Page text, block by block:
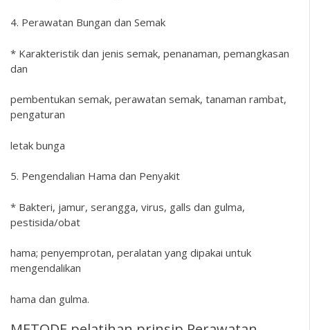
4. Perawatan Bungan dan Semak
* Karakteristik dan jenis semak, penanaman, pemangkasan
dan
pembentukan semak, perawatan semak, tanaman rambat,
pengaturan
letak bunga
5. Pengendalian Hama dan Penyakit
* Bakteri, jamur, serangga, virus, galls dan gulma,
pestisida/obat
hama; penyemprotan, peralatan yang dipakai untuk
mengendalikan
hama dan gulma.